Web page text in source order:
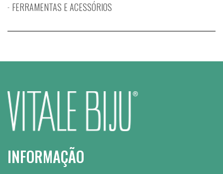
FERRAMENTAS E ACESSÓRIOS
INFORMAÇÃO